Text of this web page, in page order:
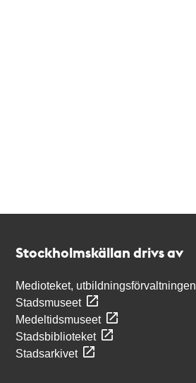
Stockholmskällan drivs av
Medioteket, utbildningsförvaltningen
Stadsmuseet
Medeltidsmuseet
Stadsbiblioteket
Stadsarkivet